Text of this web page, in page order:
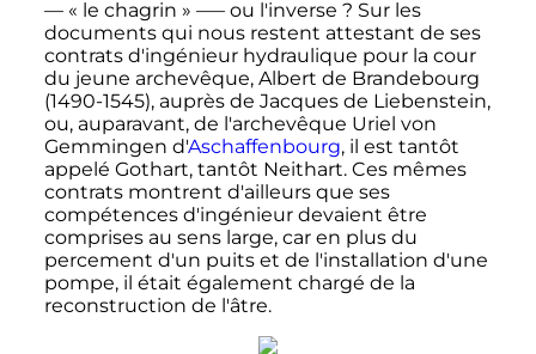
— « le chagrin » —– ou l'inverse ? Sur les
documents qui nous restent attestant de ses
contrats d'ingénieur hydraulique pour la cour
du jeune archevêque, Albert de Brandebourg
(1490-1545), auprès de Jacques de Liebenstein,
ou, auparavant, de l'archevêque Uriel von
Gemmingen d'Aschaffenbourg, il est tantôt
appelé Gothart, tantôt Neithart. Ces mêmes
contrats montrent d'ailleurs que ses
compétences d'ingénieur devaient être
comprises au sens large, car en plus du
percement d'un puits et de l'installation d'une
pompe, il était également chargé de la
reconstruction de l'âtre.